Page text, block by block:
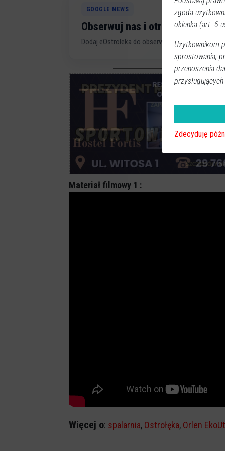
GOOGLE NEWS
Obserwuj nas i otrzymuj nowe
Dodaj eOstroleka do obserwowanych źródeł w
Materiał filmowy 1 :
Więcej o: spalarnia, Ostrołęka, Orlen
zgoda
okienka (art. 6
Użytkownikom
sprostowania,
przenoszenia
Zdecyduję